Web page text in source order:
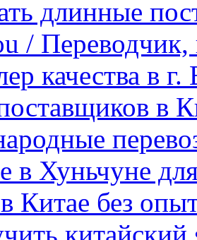
длинные
/ Переводчик,
качества в
в
в Хуньчуне
Китае без